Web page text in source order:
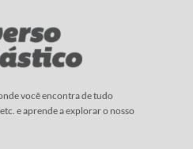
você encontra de tudo
e aprende a explorar o nosso